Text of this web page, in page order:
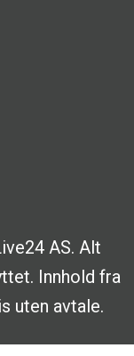
AS. Alt
Innhold fra
uten avtale.